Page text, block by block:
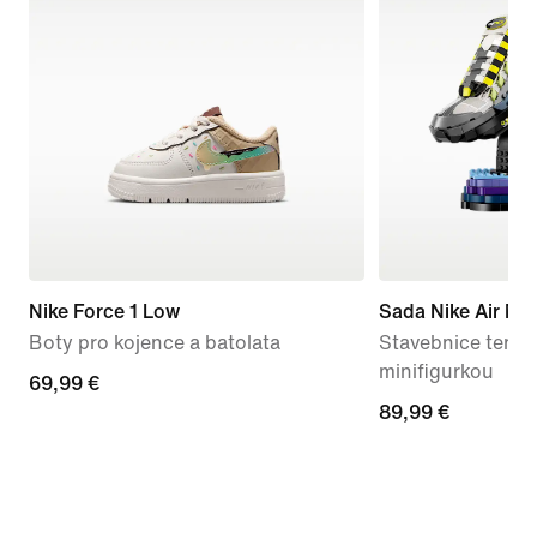
Nike Force 1 Low
Boty pro kojence a batolata
69,99 €
69,99 €
Sada Nike Air
Stavebnice
minifigurkou
89,99 €
89,99 €